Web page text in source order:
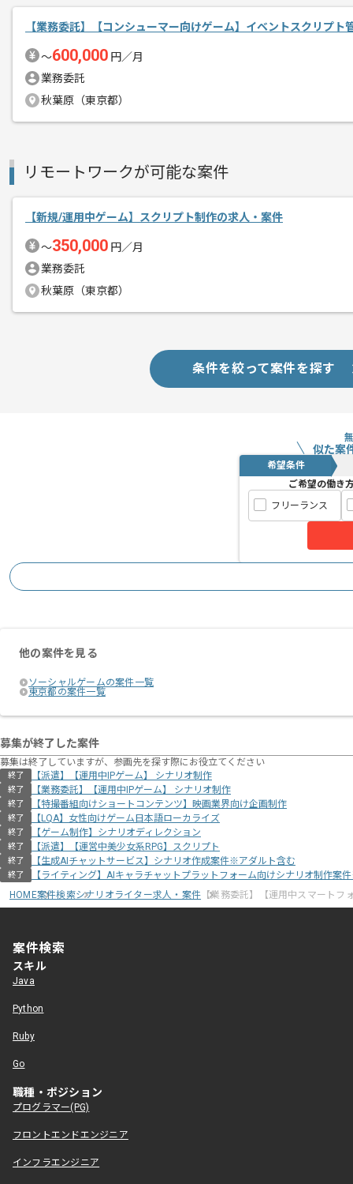
オフィス内のおしゃれなカフェやコン
【業務委託】【コンシューマー向けゲーム】イベントスクリプト
〜600,000 円／月
業務委託
秋葉原（東京都）
リモートワークが可能な案件
【新規/運用中ゲーム】スクリプト制作の求人・案件
〜350,000 円／月
業務委託
秋葉原（東京都）
条件を絞って案件を探す
似た案
希望条件
ご希望の働き
フリーランス
他の案件を見る
ソーシャルゲームの案件一覧
東京都の案件一覧
募集が終了した案件
募集は終了していますが、参画先を探す際にお役立てください
終了 【派遣】【運用中IPゲーム】 シナリオ制作
終了 【業務委託】【運用中IPゲーム】 シナリオ制作
終了 【特撮番組向けショートコンテンツ】映画業界向け企画制作
終了 【LQA】女性向けゲーム日本語ローカライズ
終了 【ゲーム制作】シナリオディレクション
終了 【派遣】【運営中美少女系RPG】スクリプト
終了 【生成AIチャットサービス】シナリオ作成案件※アダルト含む
終了
【ライティング】AIキャラチャットプラットフォーム向けシナリオ制作案
HOME案件検索シナリオライター求人・案件 【業務委託】【運用中スマート
案件検索
スキル
Java
Python
Ruby
Go
職種・ポジション
プログラマー(PG)
フロントエンドエンジニア
インフラエンジニア